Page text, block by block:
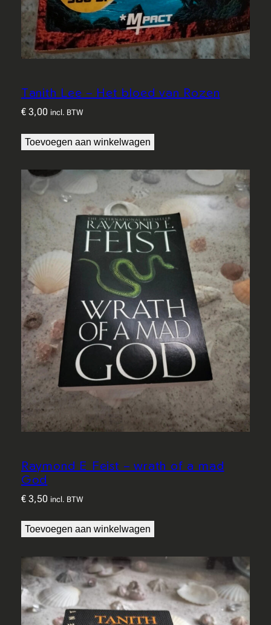
Tanith Lee – Het bloed van Rozen
€3,00 incl. BTW
Toevoegen aan winkelwagen
Raymond E Feist – wrath of a mad
God
€3,50 incl. BTW
Toevoegen aan winkelwagen